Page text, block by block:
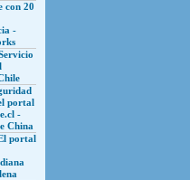
con 20
-
portal
-
China
portal